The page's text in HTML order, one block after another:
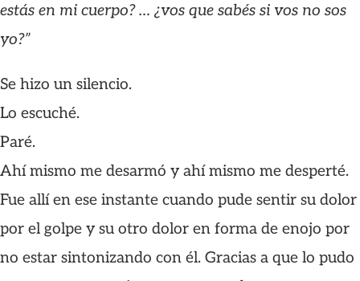
estás en mi cuerpo? … ¿vos que sabés si vos no sos
yo?”
Se hizo un silencio.
Lo escuché.
Paré.
Ahí mismo me desarmó y ahí mismo me desperté.
Fue allí en ese instante cuando pude sentir su dolor
por el golpe y su otro dolor en forma de enojo por
no estar sintonizando con él. Gracias a que lo pudo